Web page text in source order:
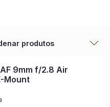
9mm f/2.8 Air
Mount